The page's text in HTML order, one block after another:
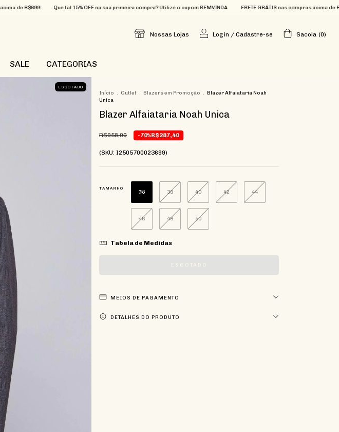
Que tal 15% OFF na sua primeira compra? Utilize o cupom BEMVINDA FRETE GRÁTIS nas compras acima de R$699 Que
Nossas Lojas Login / Cadastre-se Sacola (0)
SALE CATEGORIAS
ESGOTADO
Início . Outlet . Blazers em Promoção . Blazer Alfaiataria Noah
Unica
Blazer Alfaiataria Noah Unica
R$958,00 -70%R$287,40
(SKU: I2505700023699)
TAMANHO
36 38 40 42 44
46 48 50
Tabela de Medidas
MEIOS DE PAGAMENTO
DETALHES DO PRODUTO